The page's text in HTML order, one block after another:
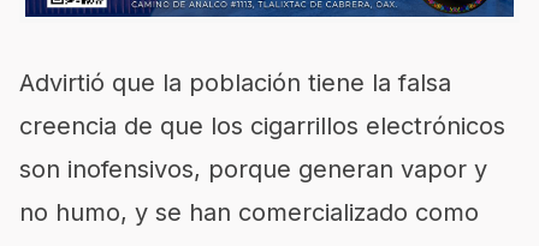
Advirtió que la población tiene la falsa
creencia de que los cigarrillos electrónicos
son inofensivos, porque generan vapor y
no humo, y se han comercializado como